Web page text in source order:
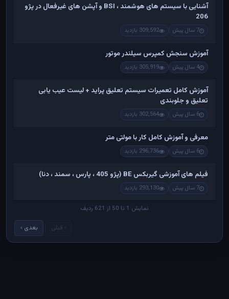
آشنایی با سیستم های هوشمند ، BSI و آپشن های غیرفعال در پژو
206
7 سال پیش 309,592 بازدید
آموزش سنجش کمپرس سیلندر موتور
4 سال پیش 305,919 بازدید
آموزش کامل تعمیرات سیستم تعلیق پراید + لیست عیب یابی
تعلیق و جلوبندی
6 سال پیش 302,564 بازدید
معرفی و آموزش کامل کار با مولتی متر
6 سال پیش 296,736 بازدید
فیلم های آموزشی گیربکس BE (پژو 405 ، پارس ، سمند ، دنا)
7 سال پیش 293,130 بازدید
نمایش 1 تا 50 از 621 ردیف
‹ قبلی بعدی ›